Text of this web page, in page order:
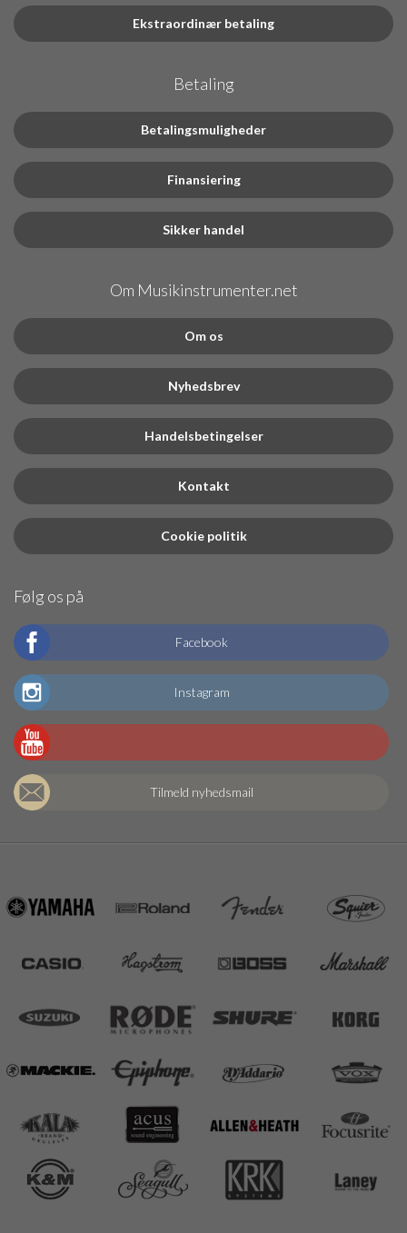
Ekstraordinær betaling
Betaling
Betalingsmuligheder
Finansiering
Sikker handel
Om Musikinstrumenter.net
Om os
Nyhedsbrev
Handelsbetingelser
Kontakt
Cookie politik
Følg os på
Facebook
Instagram
Tilmeld nyhedsmail